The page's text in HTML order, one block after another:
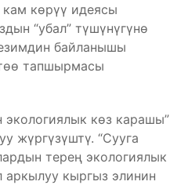
көрүү идеясы
“убал” түшүнүгүнө
байланышы
тапшырмасы
экологиялык көз карашы”
жүргүзүштү. “Сууга
терең экологиялык
аркылуу кыргыз элинин